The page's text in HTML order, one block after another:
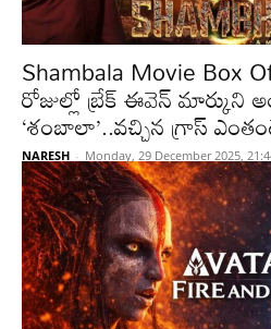
Shambala Movie Box
రోజుల్లో బ్రేక్ ఈవెన్ మార్కుని
‘శంబాలా’..వచ్చిన గ్రాస్
NARESH - Monday, 29 December 2025,